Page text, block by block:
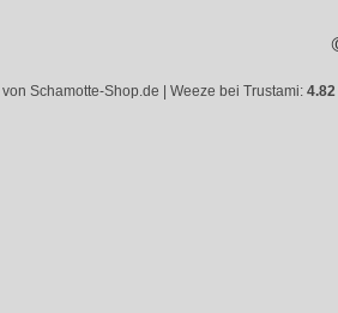
Schamotte-Shop.de | Weeze bei Trustami: 4.82